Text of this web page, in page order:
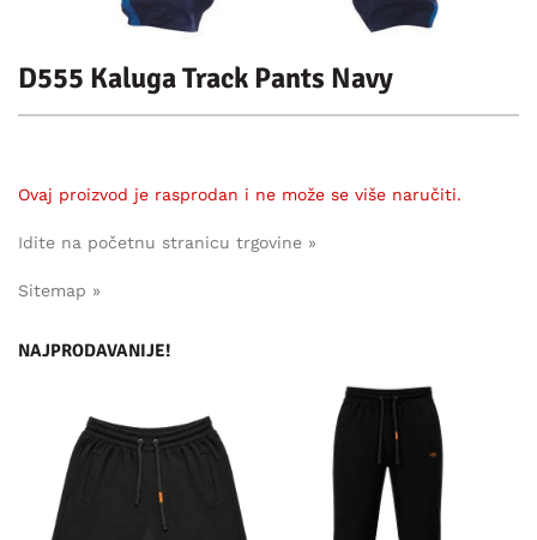
D555 Kaluga Track Pants Navy
Ovaj proizvod je rasprodan i ne može se više naručiti.
Idite na početnu stranicu trgovine »
Sitemap »
NAJPRODAVANIJE!